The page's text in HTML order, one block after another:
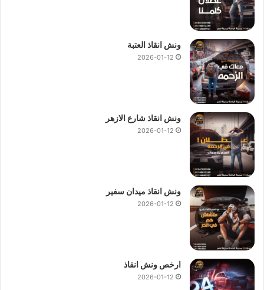
ونش انقاذ العتبة
2026-01-12
ونش انقاذ شارع الازهر
2026-01-12
ونش انقاذ ميدان سفير
2026-01-12
ارخص ونش انقاذ
2026-01-12